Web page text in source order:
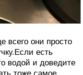
всего они просто
есть
водой и доведите